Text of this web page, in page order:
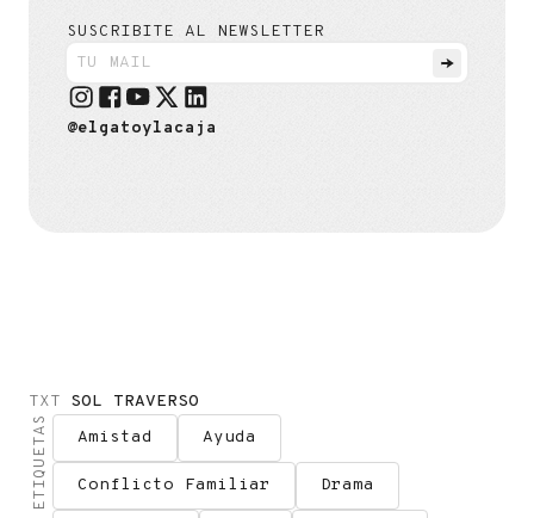
SUSCRIBITE AL NEWSLETTER
@elgatoylacaja
TXT SOL TRAVERSO
ETIQUETAS Amistad Ayuda
Conflicto Familiar Drama